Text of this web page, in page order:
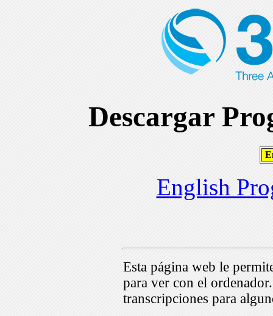
Descargar
English
Esta página web le
para ver con el
transcripciones para